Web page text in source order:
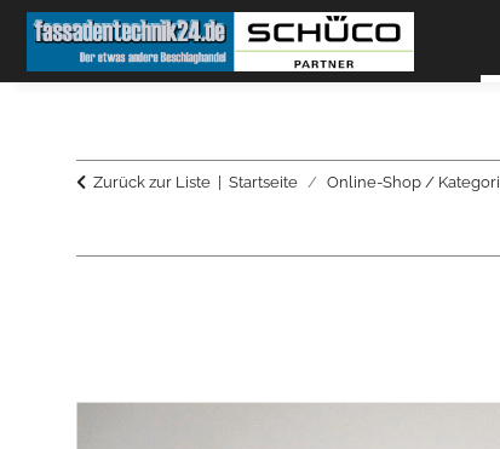
Zurück zur Liste Startseite Online-Shop /